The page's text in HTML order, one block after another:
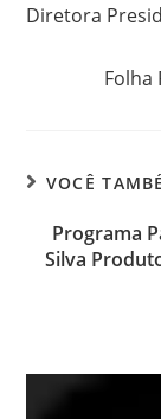
Diretora
Folha
VOCÊ
Programa
Silva